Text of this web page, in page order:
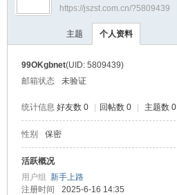
›
https://jszst.com.cn/?5809439
主题 个人资料
99OKgbnet(UID: 5809439)
邮箱状态
未验证
统计信息 好友数 0 回帖数 0 主题数 0
性别 保密
活跃概况
用户组 新手上路
注册时间
2025-6-16 14:35